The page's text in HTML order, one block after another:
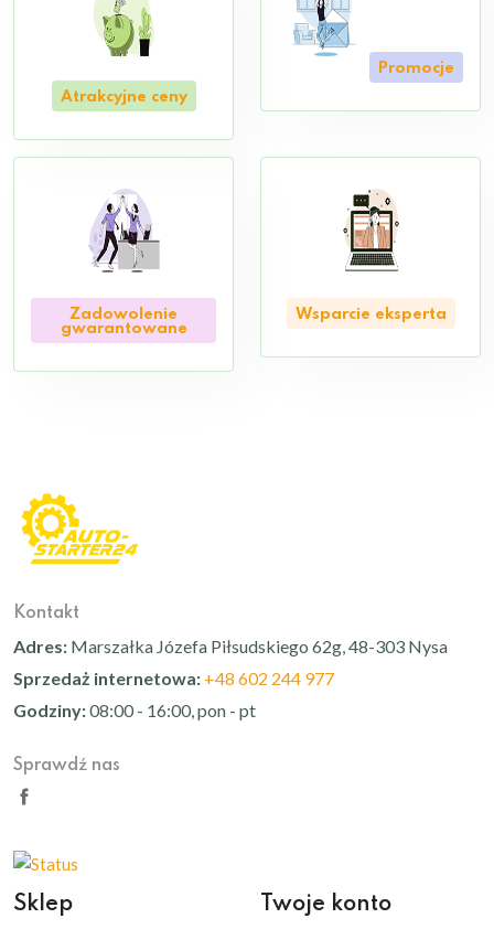
Atrakcyjne ceny
Promocje
Zadowolenie
gwarantowane
Wsparcie eksperta
Kontakt
Adres: Marszałka Józefa Piłsudskiego 62g, 48-303 Nysa
Sprzedaż internetowa: +48 602 244 977
Godziny:08:00 - 16:00, pon - pt
Sprawdź nas
Sklep Twoje konto